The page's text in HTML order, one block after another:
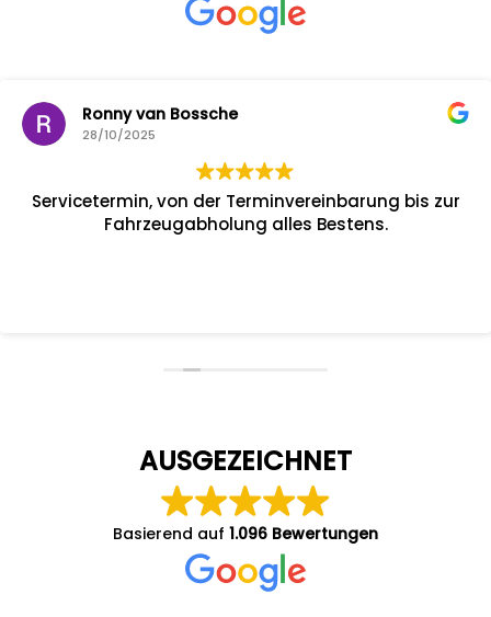
Ronny van Bossche
28/10/2025
Servicetermin, von der Terminvereinbarung bis zur
Fahrzeugabholung alles Bestens.
AUSGEZEICHNET
Basierend auf 1.096 Bewertungen